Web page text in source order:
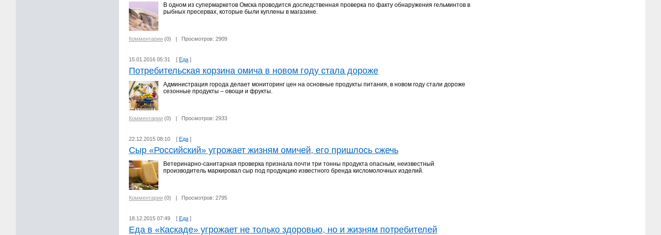
В одном из супермаркетов Омска проводится доследственная проверка по факту обнаружения гельминтов в
рыбных пресервах, которые были куплены в магазине.
Комментарии (0) | Просмотров: 2909
15.01.2016 05:31 [ Еда ]
Потребительская корзина омича в новом году стала дороже
Администрация города делает мониторинг цен на основные продукты питания, в новом году стали дороже
сезонные продукты – овощи и фрукты.
Комментарии (0) | Просмотров: 2933
22.12.2015 08:10 [ Еда ]
Сыр «Российский» угрожает жизням омичей, его пришлось сжечь
Ветеринарно-санитарная проверка признала почти три тонны продукта опасным, неизвестный
производитель маркировал сыр под продукцию известного бренда кисломолочных изделий.
Комментарии (0) | Просмотров: 2795
18.12.2015 07:49 [ Еда ]
Еда в «Каскаде» угрожает не только здоровью, но и жизням потребителей